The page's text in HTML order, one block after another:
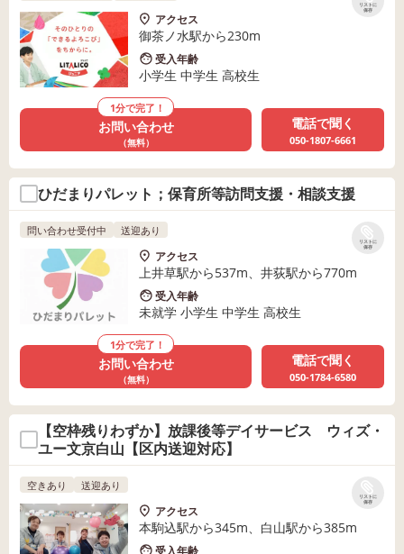
リストに
保存
アクセス
御茶ノ水駅から230m
受入年齢
小学生 中学生 高校生
1分で完了！
お問い合わせ
（無料）
電話で聞く
050-1807-6661
ひだまりパレット；保育所等訪問支援・相談支援
リストに
保存
問い合わせ受付中 送迎あり
アクセス
上井草駅から537m、井荻駅から770m
受入年齢
未就学 小学生 中学生 高校生
1分で完了！
お問い合わせ
（無料）
電話で聞く
050-1784-6580
【空枠残りわずか】放課後等デイサービス ウィズ・
ユー文京白山【区内送迎対応】
リストに
保存
空きあり 送迎あり
アクセス
本駒込駅から345m、白山駅から385m